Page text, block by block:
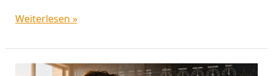
Weiterlesen »
Fondspreis-